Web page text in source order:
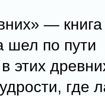
— книга
шел по пути
этих
где